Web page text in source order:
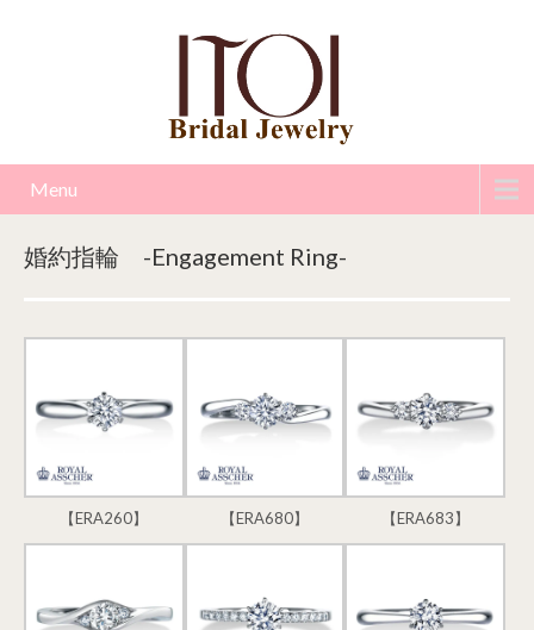
Menu
婚約指輪 -Engagement Ring-
【ERA260】 【ERA680】 【ERA683】